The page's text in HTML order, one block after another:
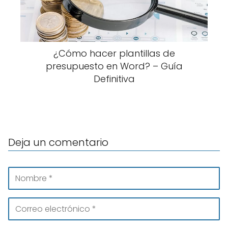
¿Cómo hacer plantillas de
presupuesto en Word? – Guía
Definitiva
Deja un comentario